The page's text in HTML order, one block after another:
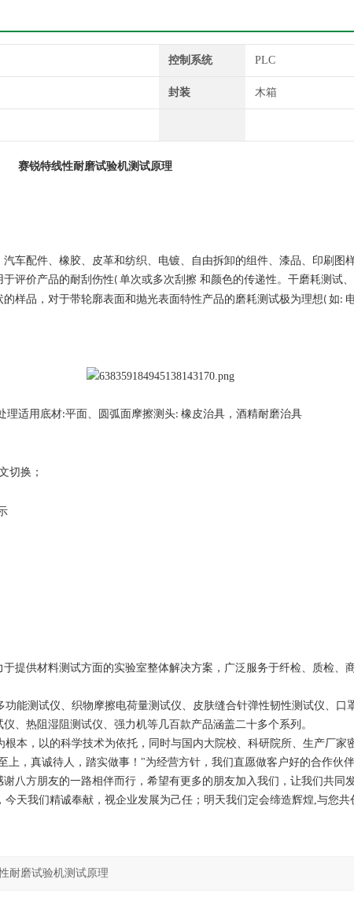
控制系统 PLC
封装 木箱
赛锐特线性耐磨试验机测试原理
车配件、橡胶、皮革和纺织、电镀、自由拆卸的组件、漆品、印刷图
评价产品的耐刮伤性( 单次或多次刮擦 和颜色的传递性。干磨耗测试
样品，对于带轮廓表面和抛光表面特性产品的磨耗测试极为理想( 如:
理适用底材:平面、圆弧面摩擦测头: 橡皮治具，酒精耐磨治具
切换；
提供材料测试方面的实验室整体解决方案，广泛服务于纤检、质检、
能测试仪、织物摩擦电荷量测试仪、皮肤缝合针弹性韧性测试仪、口
、热阻湿阻测试仪、强力机等几百款产品涵盖二十多个系列。
本，以的科学技术为依托，同时与国内大院校、科研院所、生产厂家
上，真诚待人，踏实做事！"为经营方针，我们直愿做客户好的合作伙
八方朋友的一路相伴而行，希望有更多的朋友加入我们，让我们共同
天我们精诚奉献，视企业发展为己任；明天我们定会缔造辉煌,与您共